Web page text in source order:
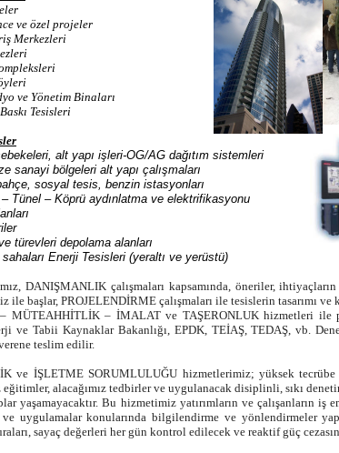
ve özel projeler
Merkezleri
ve Yönetim Binaları
Tesisleri
alt yapı işleri-OG/AG dağıtım sistemleri
sanayi bölgeleri alt yapı çalışmaları
sosyal tesis, benzin istasyonları
Tünel – Köprü aydınlatma ve elektrifikasyonu
türevleri depolama alanları
Enerji Tesisleri (yeraltı ve yerüstü)
DANIŞMANLIK çalışmaları kapsamında, öneriler,
ile başlar, PROJELENDİRME çalışmaları ile tesislerin tasarımı
MÜTEAHHİTLİK – İMALAT ve TAŞERONLUK hizmetleri ile
ve Tabii Kaynaklar Bakanlığı, EPDK, TEİAŞ, TEDAŞ, vb.
teslim edilir.
ve İŞLETME SORUMLULUĞU hizmetlerimiz; yüksek
alacağımız tedbirler ve uygulanacak disiplinli, sıkı
yaşamayacaktır. Bu hizmetimiz yatırımların ve çalışanların
uygulamalar konularında bilgilendirme ve yönlendirmeler
sayaç değerleri her gün kontrol edilecek ve reaktif güç